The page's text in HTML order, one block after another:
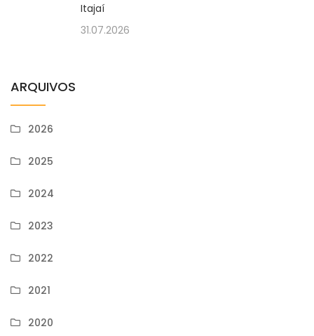
Itajaí
31.07.2026
ARQUIVOS
2026
2025
2024
2023
2022
2021
2020